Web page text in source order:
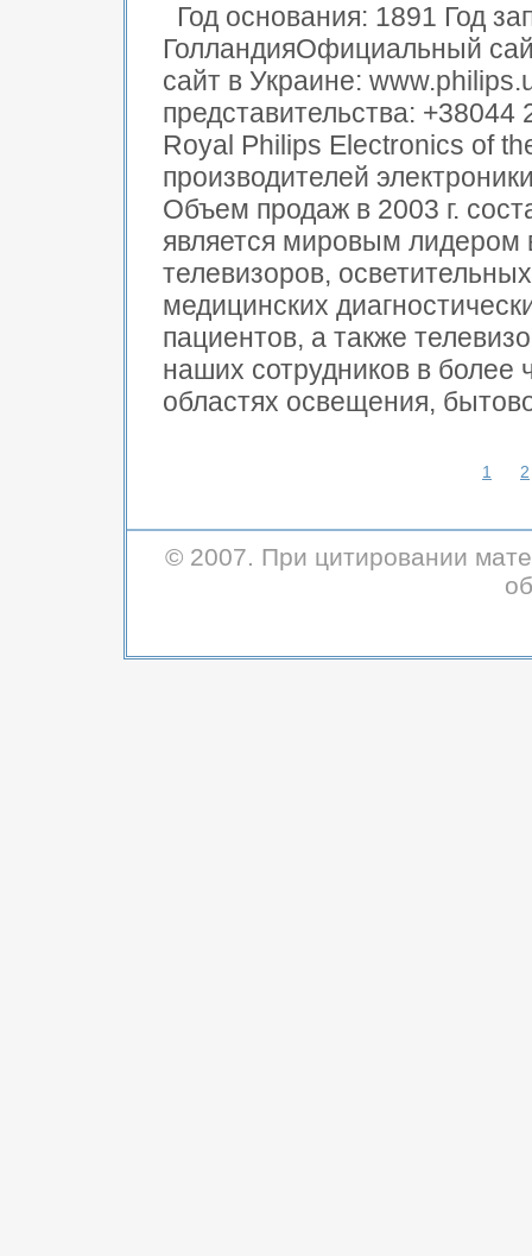
Год основания: 1891 Год
ГолландияОфициальный
сайт в Украине:
представительства:
Royal Philips Electronics of
производителей
Объем продаж в 2003 г.
является мировым лидером
телевизоров,
медицинских
пациентов, а также
наших сотрудников в
областях освещения,
1 2
© 2007. При цитировании